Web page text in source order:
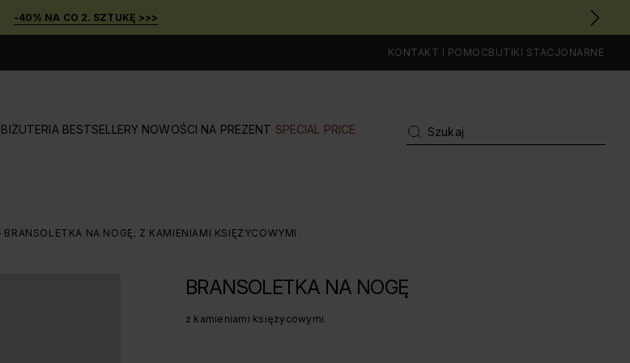
-40% NA CO 2. SZTUKĘ >>>
KONTAKT I POMOCBUTIKI STACJONARNE
BIŻUTERIA BESTSELLERY NOWOŚCI NA PREZENT SPECIAL PRICE
BRANSOLETKA NA NOGĘ; Z KAMIENIAMI KSIĘŻYCOWYMI
BRANSOLETKA NA NOGĘ
z kamieniami księżycowymi